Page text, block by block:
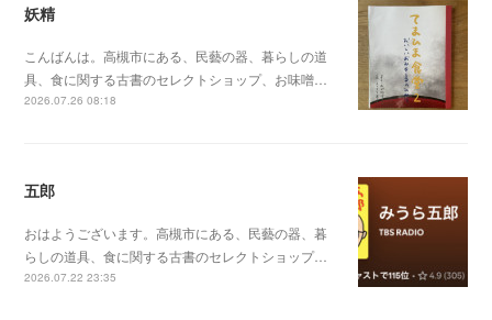
妖精
こんばんは。高槻市にある、民藝の器、暮らしの道
具、食に関する古書のセレクトショップ、お味噌…
2026.07.26 08:18
五郎
おはようございます。高槻市にある、民藝の器、暮
らしの道具、食に関する古書のセレクトショップ…
2026.07.22 23:35